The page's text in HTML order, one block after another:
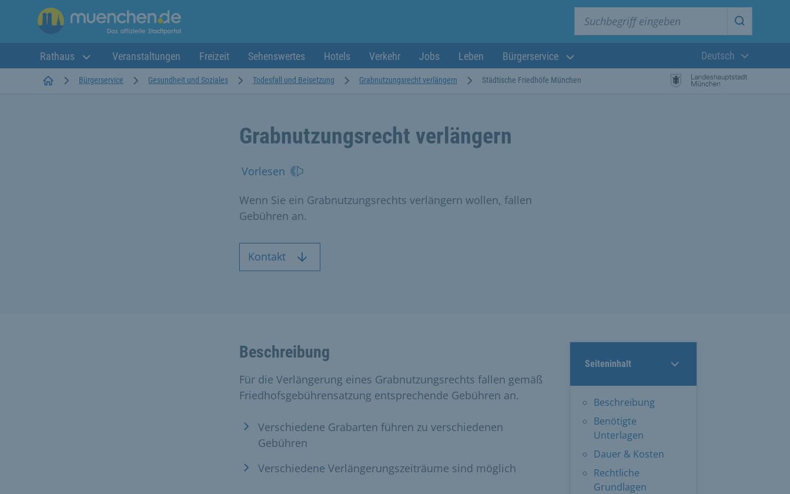
Suche
Rathaus Veranstaltungen Freizeit Sehenswertes Hotels Verkehr Jobs Leben Bürgerservice
Aktuelle
Deutsch
StartseiteBürgerservice Gesundheit und Soziales Todesfall und Beisetzung Grabnutzungsrecht verlängern Städtische Friedhöfe München
Grabnutzungsrecht verlängern
Vorlesen
Wenn Sie ein Grabnutzungsrechts verlängern wollen, fallen
Gebühren an.
Kontakt
Seiteninhalt
Beschreibung
Benötigte
Unterlagen
Dauer & Kosten
Rechtliche
Grundlagen
Beschreibung
Für die Verlängerung eines Grabnutzungsrechts fallen gemäß
Friedhofsgebührensatzung entsprechende Gebühren an.
Verschiedene Grabarten führen zu verschiedenen
Gebühren
Verschiedene Verlängerungszeiträume sind möglich